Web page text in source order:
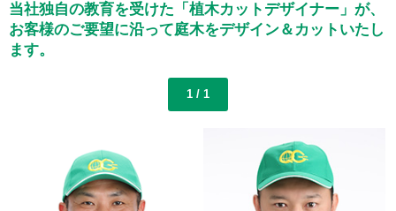
当社独自の教育を受けた「植木カットデザイナー」が、
お客様のご要望に沿って庭木をデザイン＆カットいたし
ます。
1 / 1